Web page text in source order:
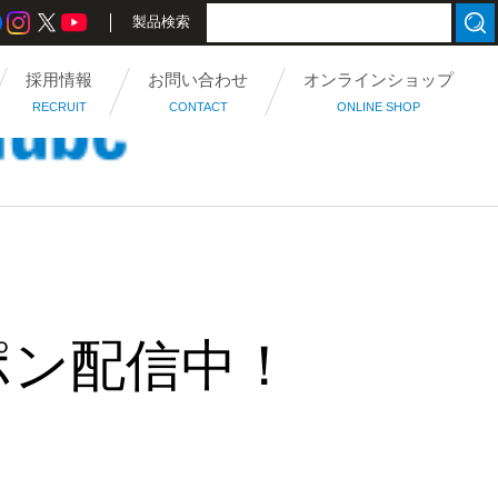
製品検索
採用情報
RECRUIT
お問い合わせ
CONTACT
オンラインショップ
ONLINE SHOP
配信中！